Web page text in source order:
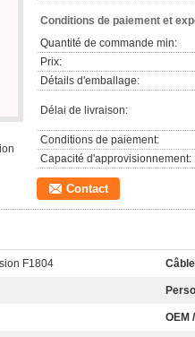
Conditions de paiement et
Quantité de commande min:
Prix:
Détails d'emballage:
Délai de livraison:
Conditions de paiement:
Capacité d'approvisionnement:
Contact
F1804
OEM